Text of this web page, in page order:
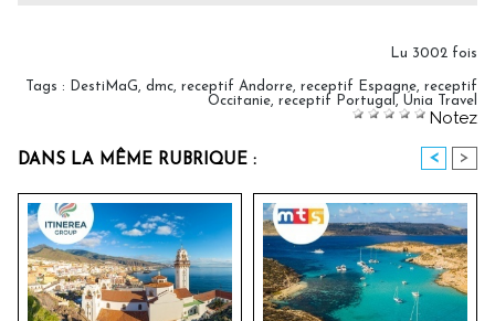
Lu 3002 fois
Tags : DestiMaG, dmc, receptif Andorre, receptif Espagne, receptif
Occitanie, receptif Portugal , Únia Travel
Notez
DANS LA MÊME RUBRIQUE : < >